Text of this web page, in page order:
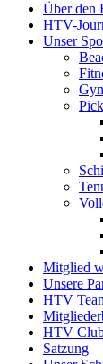
Über den
HTV-
Unser
Mitglied
Unsere
HTV
HTV
Satzung